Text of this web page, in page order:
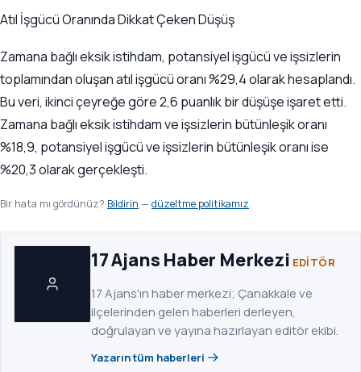
Atıl İşgücü Oranında Dikkat Çeken Düşüş
Zamana bağlı eksik istihdam, potansiyel işgücü ve işsizlerin
toplamından oluşan atıl işgücü oranı %29,4 olarak hesaplandı.
Bu veri, ikinci çeyreğe göre 2,6 puanlık bir düşüşe işaret etti.
Zamana bağlı eksik istihdam ve işsizlerin bütünleşik oranı
%18,9, potansiyel işgücü ve işsizlerin bütünleşik oranı ise
%20,3 olarak gerçekleşti.
Bir hata mı gördünüz? Bildirin — düzeltme politikamız.
17 Ajans Haber Merkezi EDITÖR
17 Ajans'ın haber merkezi; Çanakkale ve
ilçelerinden gelen haberleri derleyen,
doğrulayan ve yayına hazırlayan editör ekibi.
Yazarın tüm haberleri